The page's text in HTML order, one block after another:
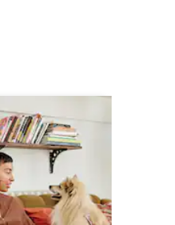
31 commentaires : 4,9 sur 5